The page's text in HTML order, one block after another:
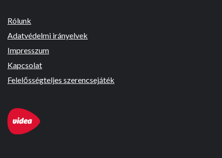
Rólunk
Adatvédelmi irányelvek
Impresszum
Kapcsolat
Felelősségteljes szerencsejáték